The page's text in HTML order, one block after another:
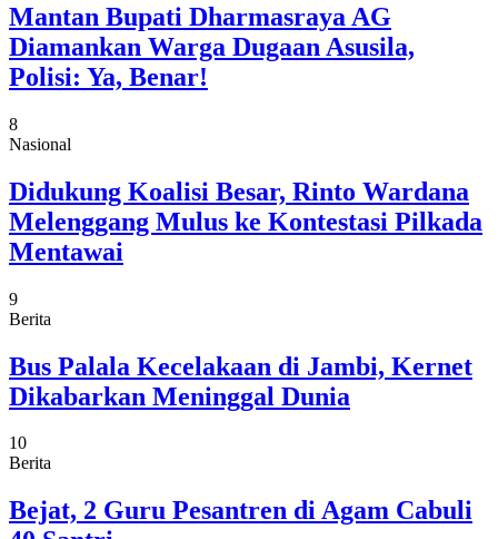
Mantan Bupati Dharmasraya AG
Diamankan Warga Dugaan Asusila,
Polisi: Ya, Benar!
8
Nasional
Didukung Koalisi Besar, Rinto Wardana
Melenggang Mulus ke Kontestasi Pilkada
Mentawai
9
Berita
Bus Palala Kecelakaan di Jambi, Kernet
Dikabarkan Meninggal Dunia
10
Berita
Bejat, 2 Guru Pesantren di Agam Cabuli